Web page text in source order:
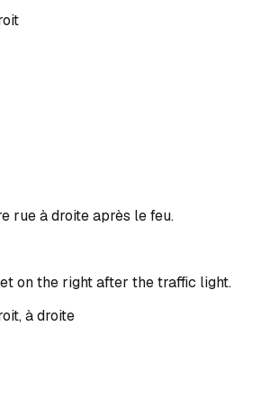
rue à droite après le feu.
on the right after the traffic light.
,à droite